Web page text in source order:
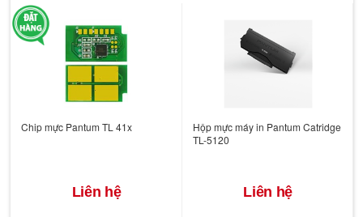
Chip mực Pantum TL 41x
Liên hệ
Hộp mực máy in Pantum Catridge
TL-5120
Liên hệ